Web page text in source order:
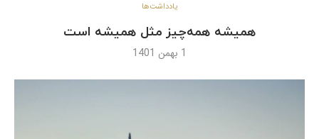
یادداشت‌ها
همیشه همه‌چیز مثل همیشه است
1 بهمن 1401